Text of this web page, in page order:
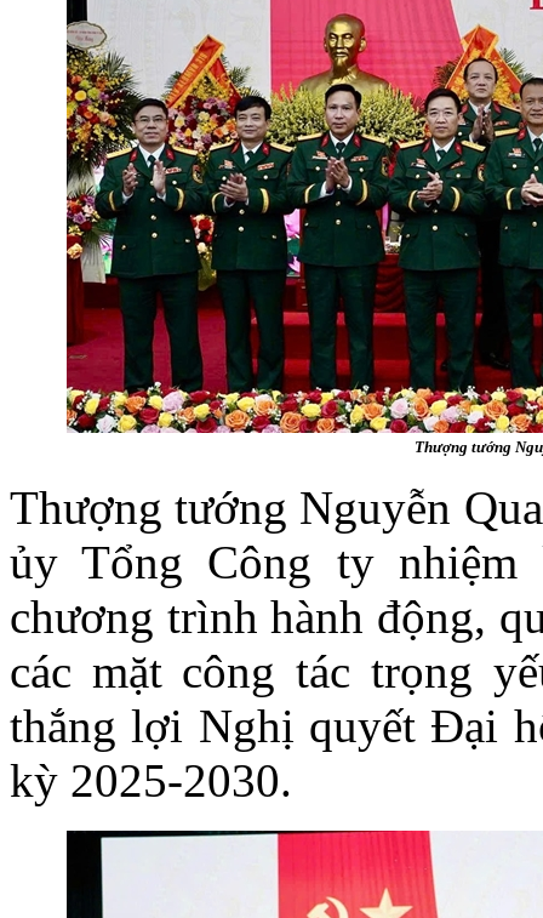
Thượng tướng
Thượng tướng Nguyễn
ủy Tổng Công ty
chương trình hành động,
các mặt công tác trọng
thắng lợi Nghị quyết Đại
kỳ 2025-2030.